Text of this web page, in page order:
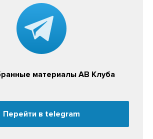
материалы АВ Клуба
Перейти в telegram